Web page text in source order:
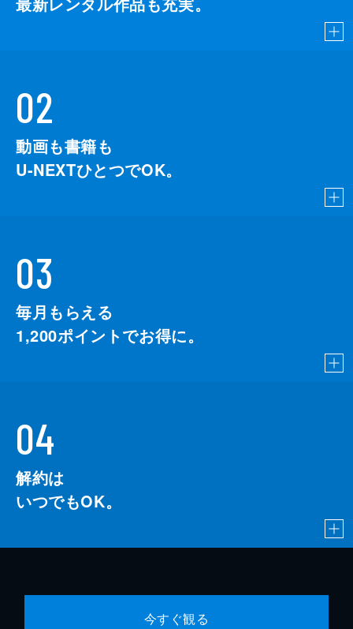
02
動画も書籍も
U-NEXTひとつでOK。
03
毎月もらえる
1,200ポイントでお得に。
04
解約は
いつでもOK。
今すぐ観る